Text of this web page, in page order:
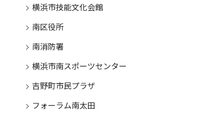
横浜市技能文化会館
南区役所
南消防署
横浜市南スポーツセンター
吉野町市民プラザ
フォーラム南太田